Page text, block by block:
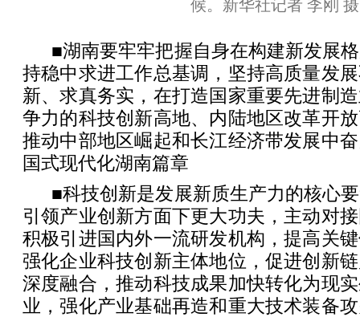
候。新华社记者 李刚 摄
■湖南要牢牢把握自身在构建新发展
持稳中求进工作总基调，坚持高质量发
新、求真务实，在打造国家重要先进制
争力的科技创新高地、内陆地区改革开
推动中部地区崛起和长江经济带发展中
国式现代化湖南篇章
■科技创新是发展新质生产力的核心
引领产业创新方面下更大功夫，主动对
积极引进国内外一流研发机构，提高关
强化企业科技创新主体地位，促进创新
深度融合，推动科技成果加快转化为现
业，强化产业基础再造和重大技术装备